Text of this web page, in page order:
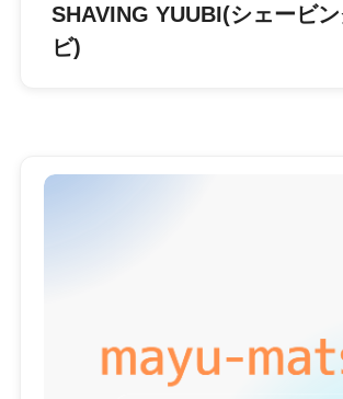
SHAVING YUUBI(シェービ
ビ)